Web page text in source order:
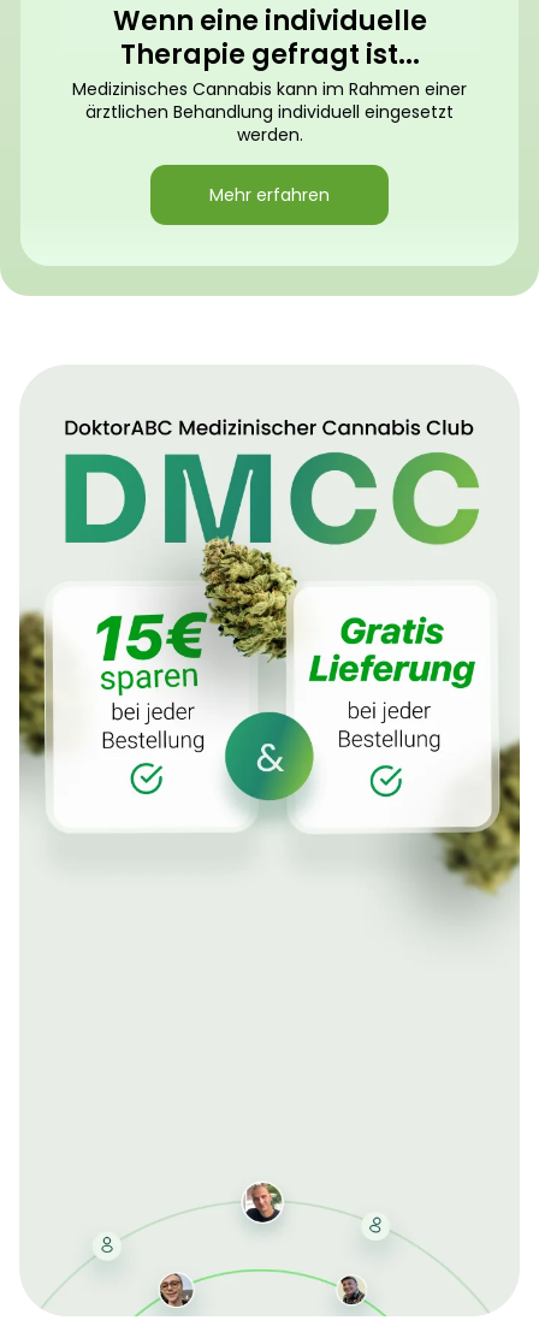
Wenn eine individuelle
Therapie gefragt ist...
Medizinisches Cannabis kann im Rahmen einer
ärztlichen Behandlung individuell eingesetzt
werden.
Mehr erfahren